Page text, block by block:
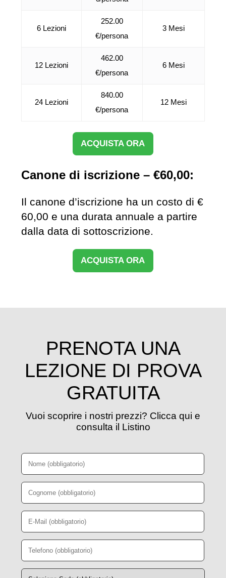
6 Lezioni
252.00
€/persona
3 Mesi
12 Lezioni
462.00
€/persona
6 Mesi
24 Lezioni
840.00
€/persona
12 Mesi
ACQUISTA ORA
Canone di iscrizione – €60,00:
Il canone d’iscrizione ha un costo di €
60,00 e una durata annuale a partire
dalla data di sottoscrizione.
ACQUISTA ORA
PRENOTA UNA
LEZIONE DI PROVA
GRATUITA
Vuoi scoprire i nostri prezzi? Clicca qui e
consulta il Listino